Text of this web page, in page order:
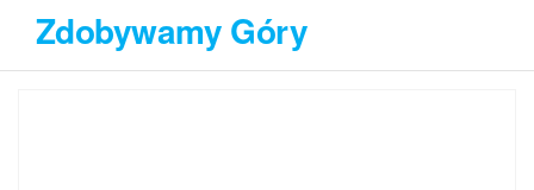
Przejdź
treści
Zdobywamy Góry